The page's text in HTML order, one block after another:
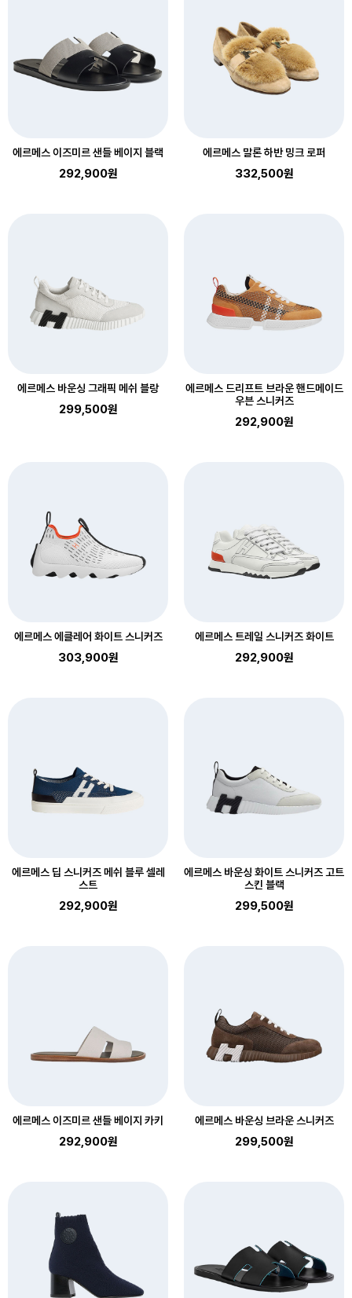
에르메스 이즈미르 샌들 베이지 블랙
292,900원
에르메스 말론 하반 밍크 로퍼
332,500원
에르메스 바운싱 그래픽 메쉬 블랑
299,500원
에르메스 드리프트 브라운 핸드메이드
우븐 스니커즈
292,900원
에르메스 에클레어 화이트 스니커즈
303,900원
에르메스 트레일 스니커즈 화이트
292,900원
에르메스 딥 스니커즈 메쉬 블루 셀레
스트
292,900원
에르메스 바운싱 화이트 스니커즈 고트
스킨 블랙
299,500원
에르메스 이즈미르 샌들 베이지 카키
292,900원
에르메스 바운싱 브라운 스니커즈
299,500원